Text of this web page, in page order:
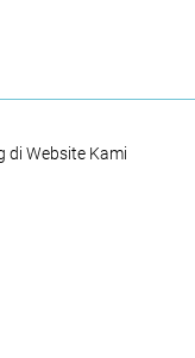
di Website Kami